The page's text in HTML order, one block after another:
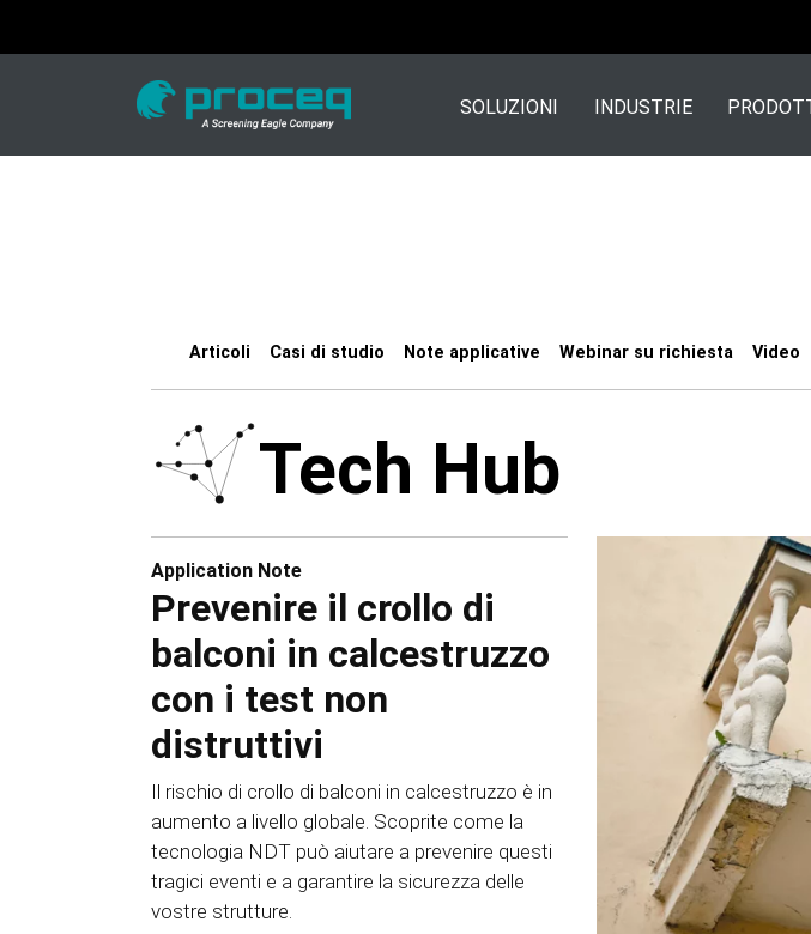
SOLUZIONI INDUSTRIE
Articoli Casi di studio Note applicative Webinar su richiesta Video
Tech Hub
Application Note
Prevenire il crollo di
balconi in calcestruzzo
con i test non
distruttivi
Il rischio di crollo di balconi in calcestruzzo è in
aumento a livello globale. Scoprite come la
tecnologia NDT può aiutare a prevenire questi
tragici eventi e a garantire la sicurezza delle
vostre strutture.